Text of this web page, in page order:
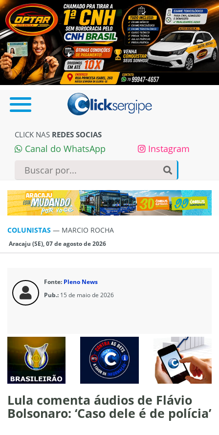
CLICK NAS REDES SOCIAS
Canal do WhatsApp Instagram
COLUNISTAS — MARCIO ROCHA
Aracaju (SE), 07 de agosto de 2026
Fonte: Pleno News
Pub.: 15 de maio de 2026
Lula comenta áudios de Flávio
Bolsonaro: ‘Caso dele é de polícia’